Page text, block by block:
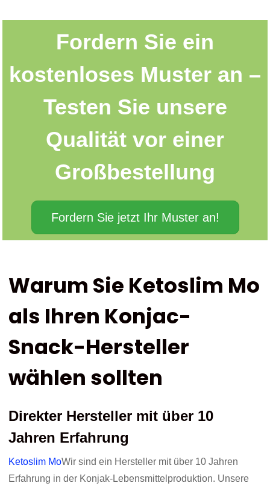
Fordern Sie ein
kostenloses Muster an –
Testen Sie unsere
Qualität vor einer
Großbestellung
Fordern Sie jetzt Ihr Muster an!
Warum Sie Ketoslim Mo
als Ihren Konjac-
Snack-Hersteller
wählen sollten
Direkter Hersteller mit über 10
Jahren Erfahrung
Ketoslim MoWir sind ein Hersteller mit über 10 Jahren
Erfahrung in der Konjak-Lebensmittelproduktion. Unsere